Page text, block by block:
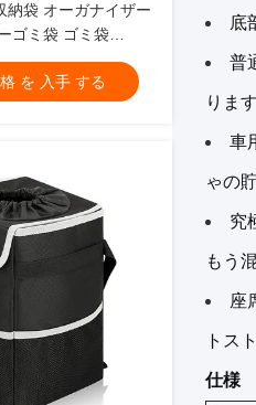
納袋 オーガナイザー
ゴミ袋 ゴミ袋
を 入手 する
底
普
ります
車
ゃの
究
もう
座
トス
仕様